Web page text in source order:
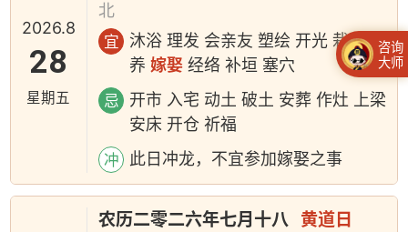
2026.8
28
星期五
北
宜
沐浴 理发 会亲友 塑绘 开光 栽种 牧
养嫁娶 经络 补垣 塞穴
忌
开市 入宅 动土 破土 安葬 作灶 上梁
安床 开仓 祈福
冲 此日冲龙，不宜参加嫁娶之事
农历二零二六年七月十八 黄道日
咨询
大师